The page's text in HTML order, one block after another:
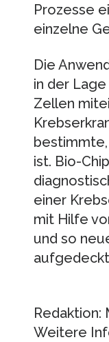
Prozesse
einzelne
Die
in der
Zellen
ist. Bio-
einer
mit Hilfe
und so
Redaktion:
Weitere